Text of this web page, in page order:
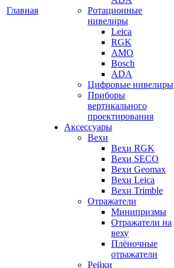
Главная
Ротационные
нивелиры
Leica
RGK
AMO
Bosch
ADA
Цифровые нивелиры
Приборы
вертикального
проектирования
Аксессуары
Вехи
Вехи RGK
Вехи SECO
Вехи Geomax
Вехи Leica
Вехи Trimble
Отражатели
Минипризмы
Отражатели на
веху
Плёночные
отражатели
Рейки